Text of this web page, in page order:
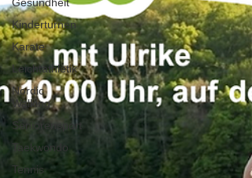
Kinderturnen
Karate
Leichtathletik
Nordic
Walking
Seniorensport
Taekwondo
Tennis